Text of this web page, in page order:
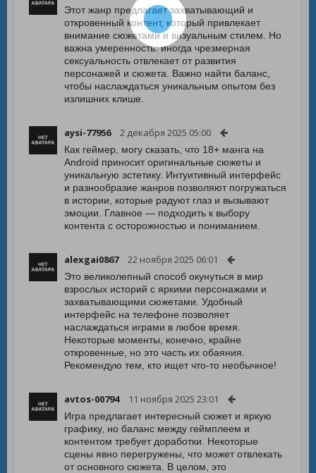
Этот жанр предлагает захватывающий и
откровенный контент, который привлекает
внимание сюжетами и визуальным стилем. Но
важна умеренность: иногда чрезмерная
сексуальность отвлекает от развития
персонажей и сюжета. Важно найти баланс,
чтобы наслаждаться уникальным опытом без
излишних клише.
aysi-77956 2 декабря 2025 05:00
Как геймер, могу сказать, что 18+ манга на
Android приносит оригинальные сюжеты и
уникальную эстетику. Интуитивный интерфейс
и разнообразие жанров позволяют погружаться
в истории, которые радуют глаз и вызывают
эмоции. Главное — подходить к выбору
контента с осторожностью и пониманием.
alexgai0867 22 ноября 2025 06:01
Это великолепный способ окунуться в мир
взрослых историй с яркими персонажами и
захватывающими сюжетами. Удобный
интерфейс на телефоне позволяет
наслаждаться играми в любое время.
Некоторые моменты, конечно, крайне
откровенные, но это часть их обаяния.
Рекомендую тем, кто ищет что-то необычное!
avtos-00794 11 ноября 2025 23:01
Игра предлагает интересный сюжет и яркую
графику, но баланс между геймплеем и
контентом требует доработки. Некоторые
сцены явно перегружены, что может отвлекать
от основного сюжета. В целом, это